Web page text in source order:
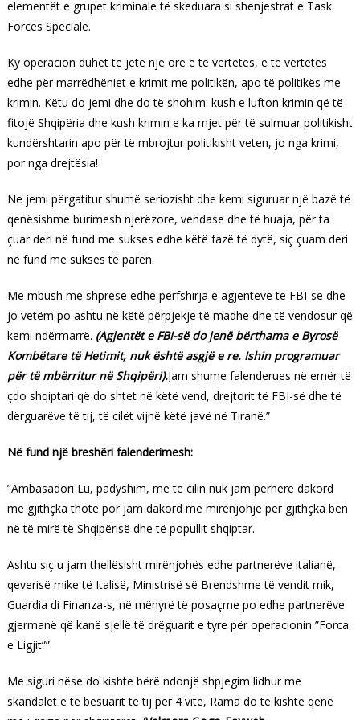
elementët e grupet kriminale të skeduara si shenjestrat e Task
Forcës Speciale.
Ky operacion duhet të jetë një orë e të vërtetës, e të vërtetës
edhe për marrëdhëniet e krimit me politikën, apo të politikës me
krimin. Këtu do jemi dhe do të shohim: kush e lufton krimin që të
fitojë Shqipëria dhe kush krimin e ka mjet për të sulmuar politikisht
kundërshtarin apo për të mbrojtur politikisht veten, jo nga krimi,
por nga drejtësia!
Ne jemi përgatitur shumë seriozisht dhe kemi siguruar një bazë të
qenësishme burimesh njerëzore, vendase dhe të huaja, për ta
çuar deri në fund me sukses edhe këtë fazë të dytë, siç çuam deri
në fund me sukses të parën.
Më mbush me shpresë edhe përfshirja e agjentëve të FBI-së dhe
jo vetëm po ashtu në këtë përpjekje të madhe dhe të vendosur që
kemi ndërmarrë. (Agjentët e FBI-së do jenë bërthama e Byrosë
Kombëtare të Hetimit, nuk është asgjë e re. Ishin programuar
për të mbërritur në Shqipëri).Jam shume falenderues në emër të
çdo shqiptari që do shtet në këtë vend, drejtorit të FBI-së dhe të
dërguarëve të tij, të cilët vijnë këtë javë në Tiranë.”
Në fund një breshëri falenderimesh:
”Ambasadori Lu, padyshim, me të cilin nuk jam përherë dakord
me gjithçka thotë por jam dakord me mirënjohje për gjithçka bën
në të mirë të Shqipërisë dhe të popullit shqiptar.
Ashtu siç u jam thellësisht mirënjohës edhe partnerëve italianë,
qeverisë mike të Italisë, Ministrisë së Brendshme të vendit mik,
Guardia di Finanza-s, në mënyrë të posaçme po edhe partnerëve
gjermanë që kanë sjellë të drëguarit e tyre për operacionin ”Forca
e Ligjit””
Me siguri nëse do kishte bërë ndonjë shpjegim lidhur me
skandalet e të besuarit të tij për 4 vite, Rama do të kishte qenë